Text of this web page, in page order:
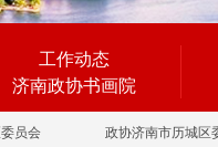
工作动态
济南政协书画院
员会 政协济南市历城区